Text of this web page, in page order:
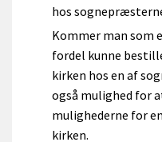
hos
Kommer man som
fordel kunne
kirken hos en af
også mulighed for
mulighederne for
kirken.